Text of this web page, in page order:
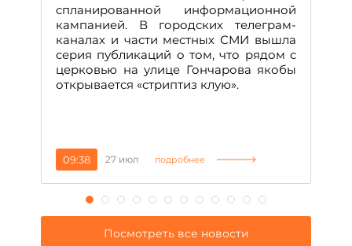
спланированной информационной
кампанией. В городских телеграм-
каналах и части местных СМИ вышла
серия публикаций о том, что рядом с
церковью на улице Гончарова якобы
открывается «стриптиз клую».
09:38 27 июл подробнее
Посмотреть все новости